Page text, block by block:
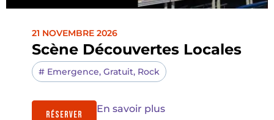
21 NOVEMBRE 2026
Scène Découvertes Locales
# Emergence, Gratuit, Rock
RÉSERVER En savoir plus